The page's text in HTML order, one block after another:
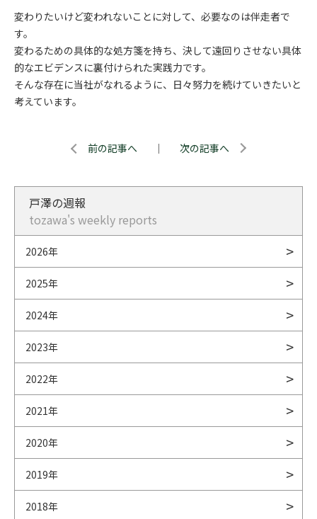
変わりたいけど変われないことに対して、必要なのは伴走者で
す。
変わるための具体的な処方箋を持ち、決して遠回りさせない具体
的なエビデンスに裏付けられた実践力です。
そんな存在に当社がなれるように、日々努力を続けていきたいと
考えています。
前の記事へ ｜ 次の記事へ
戸澤の週報
tozawa's weekly reports
2026年
2025年
2024年
2023年
2022年
2021年
2020年
2019年
2018年